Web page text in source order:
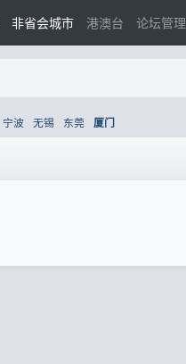
非省会城市 港澳台 论坛管理
宁波 无锡 东莞 厦门